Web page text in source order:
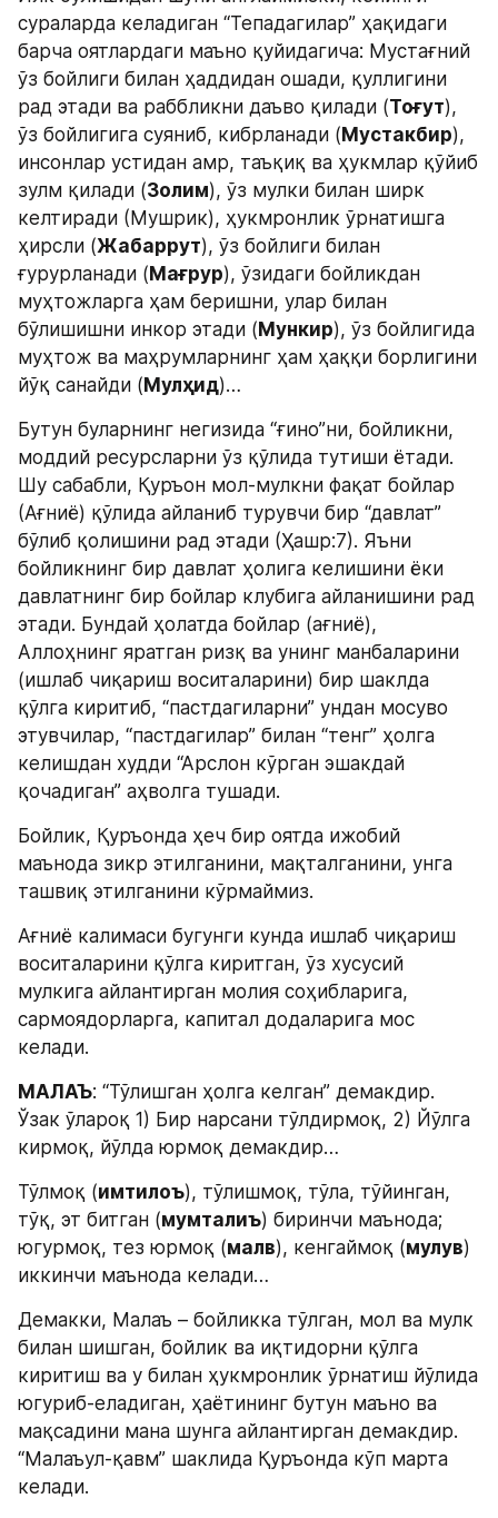
сураларда келадиган “Тепадагилар” ҳақидаги
барча оятлардаги маъно қуйидагича: Мустағний
ўз бойлиги билан ҳаддидан ошади, қуллигини
рад этади ва раббликни даъво қилади (Тоғут),
ўз бойлигига суяниб, кибрланади (Мустакбир),
инсонлар устидан амр, таъқиқ ва ҳукмлар қўйиб
зулм қилади (Золим), ўз мулки билан ширк
келтиради (Мушрик), ҳукмронлик ўрнатишга
ҳирсли (Жабаррут), ўз бойлиги билан
ғурурланади (Мағрур), ўзидаги бойликдан
муҳтожларга ҳам беришни, улар билан
бўлишишни инкор этади (Мункир), ўз бойлигида
муҳтож ва маҳрумларнинг ҳам ҳаққи борлигини
йўқ санайди (Мулҳид)…
Бутун буларнинг негизида “ғино”ни, бойликни,
моддий ресурсларни ўз қўлида тутиши ётади.
Шу сабабли, Қуръон мол-мулкни фақат бойлар
(Ағниё) қўлида айланиб турувчи бир “давлат”
бўлиб қолишини рад этади (Ҳашр:7). Яъни
бойликнинг бир давлат ҳолига келишини ёки
давлатнинг бир бойлар клубига айланишини рад
этади. Бундай ҳолатда бойлар (ағниё),
Аллоҳнинг яратган ризқ ва унинг манбаларини
(ишлаб чиқариш воситаларини) бир шаклда
қўлга киритиб, “пастдагиларни” ундан мосуво
этувчилар, “пастдагилар” билан “тенг” ҳолга
келишдан худди “Арслон кўрган эшакдай
қочадиган” аҳволга тушади.
Бойлик, Қуръонда ҳеч бир оятда ижобий
маънода зикр этилганини, мақталганини, унга
ташвиқ этилганини кўрмаймиз.
Ағниё калимаси бугунги кунда ишлаб чиқариш
воситаларини қўлга киритган, ўз хусусий
мулкига айлантирган молия соҳибларига,
сармоядорларга, капитал додаларига мос
келади.
МАЛАЪ: “Тўлишган ҳолга келган” демакдир.
Ўзак ўлароқ 1) Бир нарсани тўлдирмоқ, 2) Йўлга
кирмоқ, йўлда юрмоқ демакдир…
Тўлмоқ (имтилоъ), тўлишмоқ, тўла, тўйинган,
тўқ, эт битган (мумталиъ) биринчи маънода;
югурмоқ, тез юрмоқ (малв), кенгаймоқ (мулув)
иккинчи маънода келади…
Демакки, Малаъ – бойликка тўлган, мол ва мулк
билан шишган, бойлик ва иқтидорни қўлга
киритиш ва у билан ҳукмронлик ўрнатиш йўлида
югуриб-еладиган, ҳаётининг бутун маъно ва
мақсадини мана шунга айлантирган демакдир.
“Малаъул-қавм” шаклида Қуръонда кўп марта
келади.